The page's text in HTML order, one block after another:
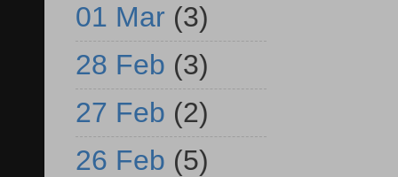
01 Mar (3)
28 Feb (3)
27 Feb (2)
26 Feb (5)